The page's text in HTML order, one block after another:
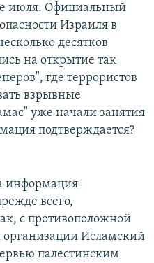
июля. Официальный
Израиля в
десятков
на открытие так
где террористов
взрывные
уже начали занятия
подтверждается?
информация
всего,
с противоположной
организации Исламский
палестинским